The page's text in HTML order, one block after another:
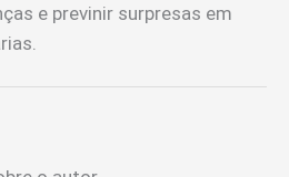
e previnir surpresas em